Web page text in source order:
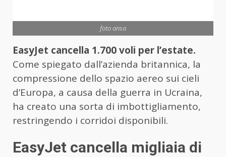
foto ansa
EasyJet cancella 1.700 voli per l’estate.
Come spiegato dall’azienda britannica, la
compressione dello spazio aereo sui cieli
d’Europa, a causa della guerra in Ucraina,
ha creato una sorta di imbottigliamento,
restringendo i corridoi disponibili.
EasyJet cancella migliaia di